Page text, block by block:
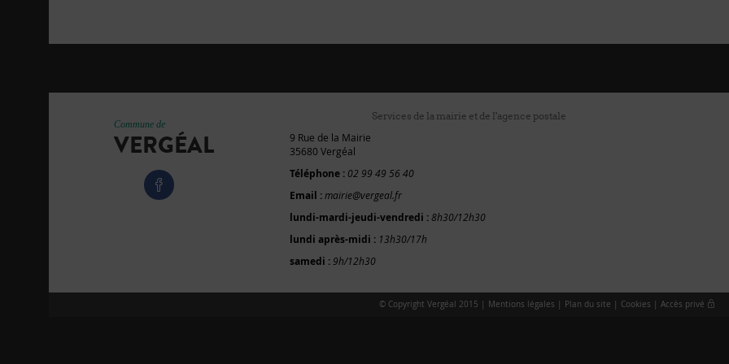
Commune de
VERGÉAL
Services de la mairie et de l'agence postale
9 Rue de la Mairie
35680 Vergéal
Téléphone : 02 99 49 56 40
Email :mairie@vergeal.fr
lundi-mardi-jeudi-vendredi :8h30/12h30
lundi après-midi : 13h30/17h
samedi : 9h/12h30
© Copyright Vergéal 2015 | Mentions légales | Plan du site | Cookies | Accès privé